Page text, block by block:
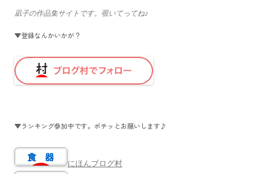
凪子の作品集サイトです。覗いてってね♪
▼登録なんかいかが？
▼ランキング参加中です。ポチッとお願いします♪
にほんブログ村